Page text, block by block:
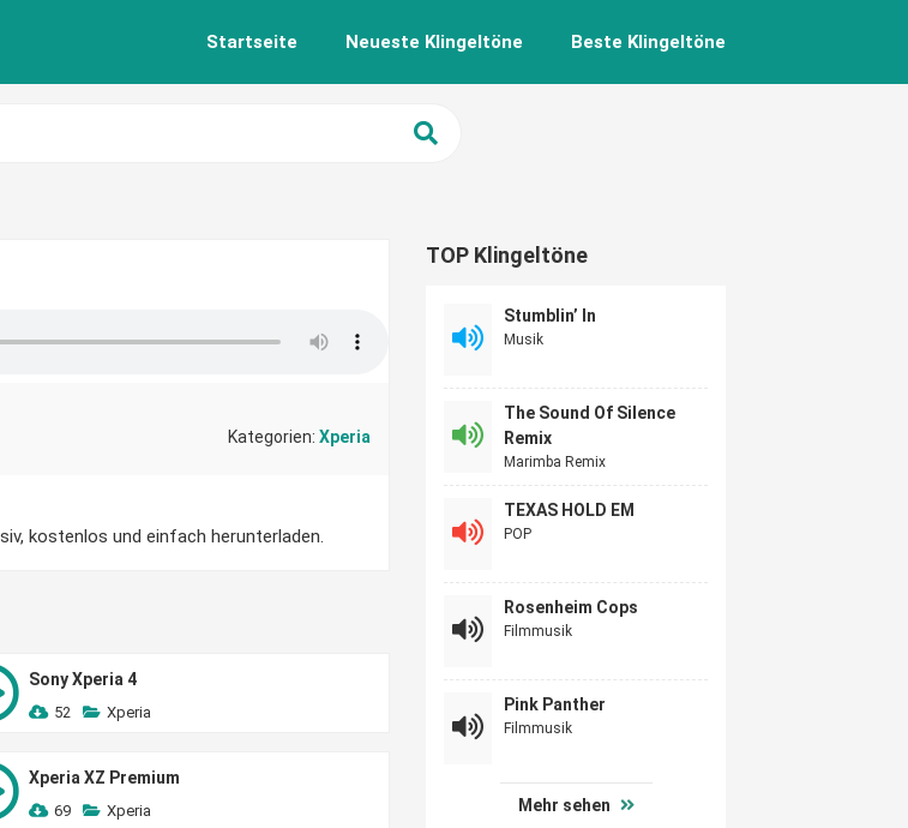
Startseite Neueste Klingeltöne Beste Klingeltöne
Kategorien: Xperia
kostenlos und einfach herunterladen.
Sony Xperia 4
52 Xperia
Xperia XZ Premium
69 Xperia
TOP Klingeltöne
Stumblin’ In
Musik
The Sound Of Silence
Remix
Marimba Remix
TEXAS HOLD EM
POP
Rosenheim Cops
Filmmusik
Pink Panther
Filmmusik
Mehr sehen